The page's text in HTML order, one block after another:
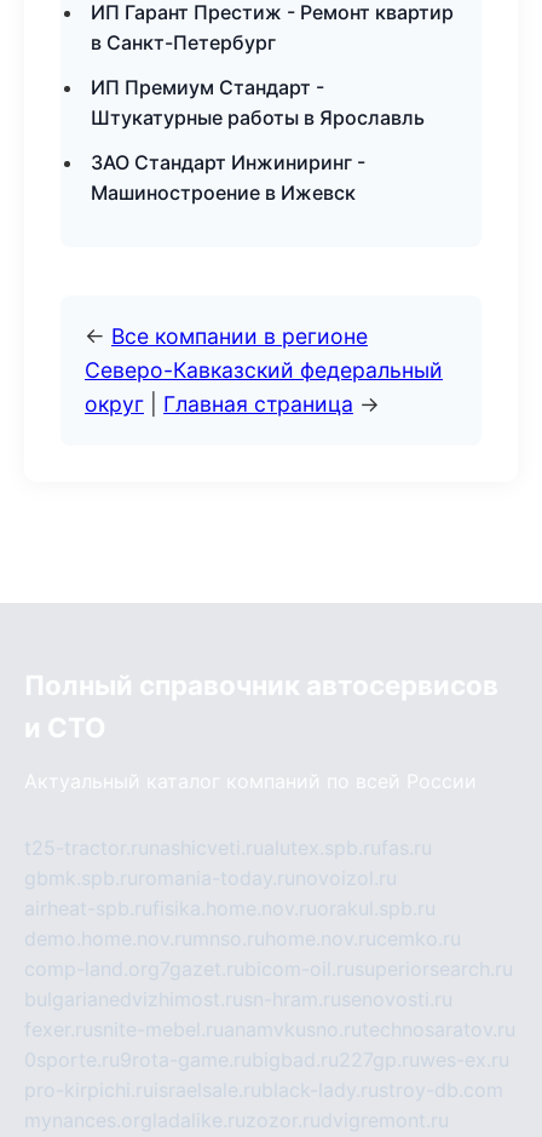
ИП Гарант Престиж - Ремонт квартир
в Санкт-Петербург
ИП Премиум Стандарт -
Штукатурные работы в Ярославль
ЗАО Стандарт Инжиниринг -
Машиностроение в Ижевск
← Все компании в регионе
Северо-Кавказский федеральный
округ
Главная страница →
Полный справочник автосервисов
и СТО
Актуальный каталог компаний по всей России
t25-tractor.ru nashicveti.rualutex.spb.rufas.ru
gbmk.spb.ru romania-today.ru novoizol.ru
airheat-spb.rufisika.home.nov.ruorakul.spb.ru
demo.home.nov.ru mnso.ru home.nov.rucemko.ru
comp-land.org 7gazet.rubicom-oil.rusuperiorsearch.ru
bulgarianedvizhimost.rusn-hram.rusenovosti.ru
fexer.rusnite-mebel.ruanamvkusno.rutechnosaratov.ru
0sporte.ru9rota-game.rubigbad.ru227gp.ruwes-ex.ru
pro-kirpichi.ru israelsale.rublack-lady.rustroy-db.com
mynances.org ladalike.ruzozor.rudvigremont.ru